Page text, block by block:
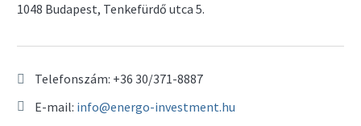
1048 Budapest, Tenkefürdő utca 5.
Telefonszám: +36 30/371-8887
E-mail: info@energo-investment.hu